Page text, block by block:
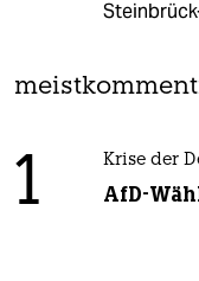
1 Krise der
AfD-